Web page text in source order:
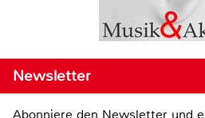
Newsletter